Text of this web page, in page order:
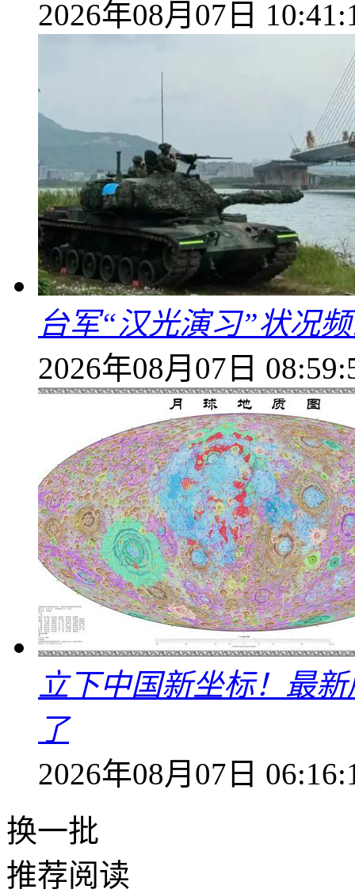
2026年08月07日
台军“汉光演习”状况
2026年08月07日
立下中国新坐标！最
了
2026年08月07日
换一批
推荐阅读